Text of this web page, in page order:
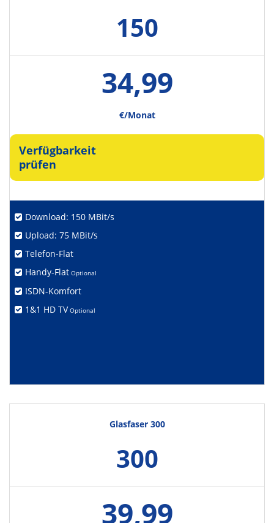
150
34,99
€/Monat
Verfügbarkeit
prüfen
Download: 150 MBit/s
Upload: 75 MBit/s
Telefon-Flat
Handy-Flat Optional
ISDN-Komfort
1&1 HD TV Optional
Glasfaser 300
300
39,99